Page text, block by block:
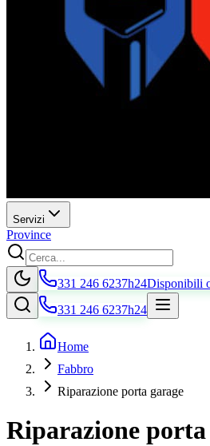
Servizi
Province
331 246 6237h24Disponibili
331 246 6237h24
Home
Fabbro
Riparazione porta garage
Riparazione